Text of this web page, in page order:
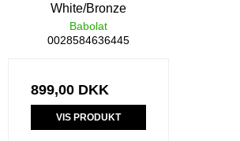
White/Bronze
Babolat
0028584636445
899,00 DKK
VIS PRODUKT